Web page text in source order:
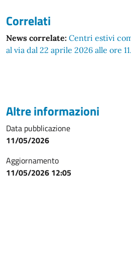
Correlati
News correlate: Centri estivi
al via dal 22 aprile 2026 alle ore
Altre informazioni
Data pubblicazione
11/05/2026
Aggiornamento
11/05/2026 12:05